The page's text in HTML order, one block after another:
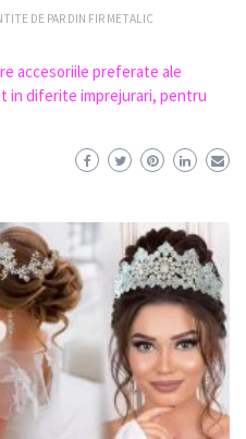
DE PAR DIN FIR METALIC
accesoriile preferate ale
in diferite imprejurari, pentru